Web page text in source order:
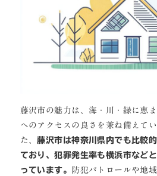
藤沢市の魅力は、海・川・緑に恵
へのアクセスの良さを兼ね備えて
た、藤沢市は神奈川県内でも比較
ており、犯罪発生率も横浜市など
っています。
防犯パトロールや地